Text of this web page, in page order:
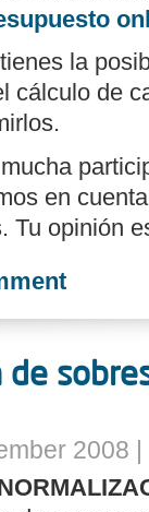
la
cálculo de
en
Tu opinión
2008 |